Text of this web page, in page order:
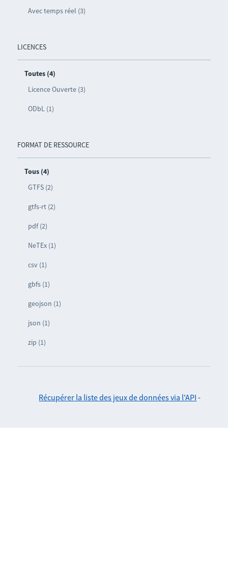
Avec temps réel (3)
LICENCES
Toutes (4)
Licence Ouverte (3)
ODbL (1)
FORMAT DE RESSOURCE
Tous (4)
GTFS (2)
gtfs-rt (2)
pdf (2)
NeTEx (1)
csv (1)
gbfs (1)
geojson (1)
json (1)
zip (1)
Récupérer la liste des jeux de données via l'API -